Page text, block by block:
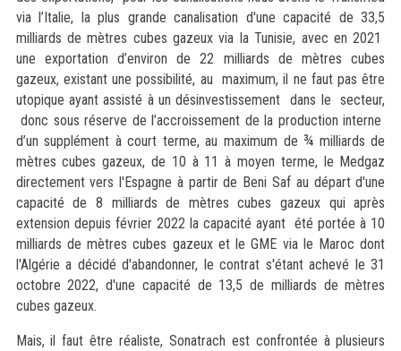
via l’Italie, la plus grande canalisation d'une capacité de 33,5
milliards de mètres cubes gazeux via la Tunisie, avec en 2021
une exportation d’environ de 22 milliards de mètres cubes
gazeux, existant une possibilité, au maximum, il ne faut pas être
utopique ayant assisté à un désinvestissement dans le secteur,
donc sous réserve de l’accroissement de la production interne
d’un supplément à court terme, au maximum de ¾ milliards de
mètres cubes gazeux, de 10 à 11 à moyen terme, le Medgaz
directement vers l'Espagne à partir de Beni Saf au départ d'une
capacité de 8 milliards de mètres cubes gazeux qui après
extension depuis février 2022 la capacité ayant été portée à 10
milliards de mètres cubes gazeux et le GME via le Maroc dont
l'Algérie a décidé d'abandonner, le contrat s'étant achevé le 31
octobre 2022, d'une capacité de 13,5 de milliards de mètres
cubes gazeux.
Mais, il faut être réaliste, Sonatrach est confrontée à plusieurs